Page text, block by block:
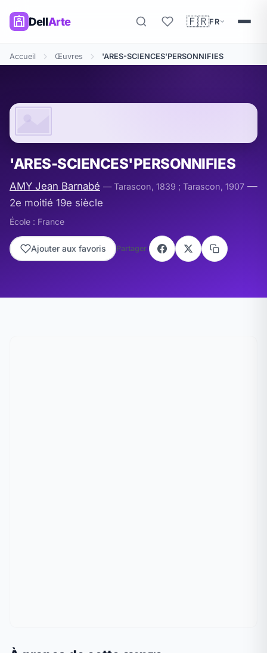
DellArte 🇫🇷FR
Accueil Œuvres 'ARES-SCIENCES'PERSONNIFIES
'ARES-SCIENCES'PERSONNIFIES
AMY Jean Barnabé — Tarascon, 1839 ; Tarascon, 1907 —
2e moitié 19e siècle
École : France
Ajouter aux favoris Partager